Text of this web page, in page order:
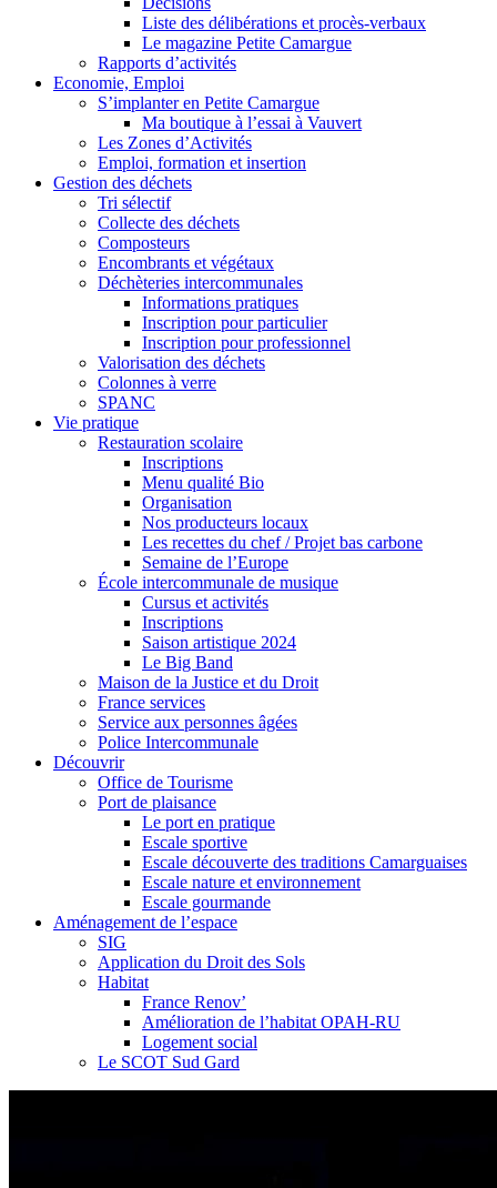
Liste des délibérations et procès-verbaux
Le magazine Petite Camargue
Rapports d’activités
Economie, Emploi
S’implanter en Petite Camargue
Ma boutique à l’essai à Vauvert
Les Zones d’Activités
Emploi, formation et insertion
Gestion des déchets
Tri sélectif
Collecte des déchets
Composteurs
Encombrants et végétaux
Déchèteries intercommunales
Informations pratiques
Inscription pour particulier
Inscription pour professionnel
Valorisation des déchets
Colonnes à verre
SPANC
Vie pratique
Restauration scolaire
Inscriptions
Menu qualité Bio
Organisation
Nos producteurs locaux
Les recettes du chef / Projet bas carbone
Semaine de l’Europe
École intercommunale de musique
Cursus et activités
Inscriptions
Saison artistique 2024
Le Big Band
Maison de la Justice et du Droit
France services
Service aux personnes âgées
Police Intercommunale
Découvrir
Office de Tourisme
Port de plaisance
Le port en pratique
Escale sportive
Escale découverte des traditions Camarguaises
Escale nature et environnement
Escale gourmande
Aménagement de l’espace
SIG
Application du Droit des Sols
Habitat
France Renov’
Amélioration de l’habitat OPAH-RU
Logement social
Le SCOT Sud Gard